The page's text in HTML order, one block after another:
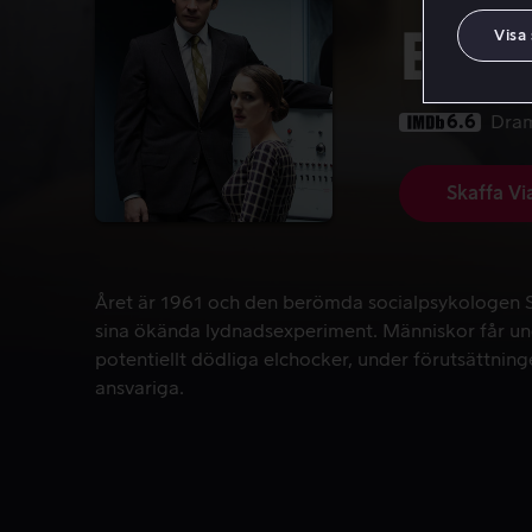
6.6
Skaffa
Året är 1961 och den berömda
Året är 1961 och den berömda socialpsykologen
sina ökända lydnadsexperiment. Människor får
potentiellt dödliga elchocker, under
ansvariga.
Visa